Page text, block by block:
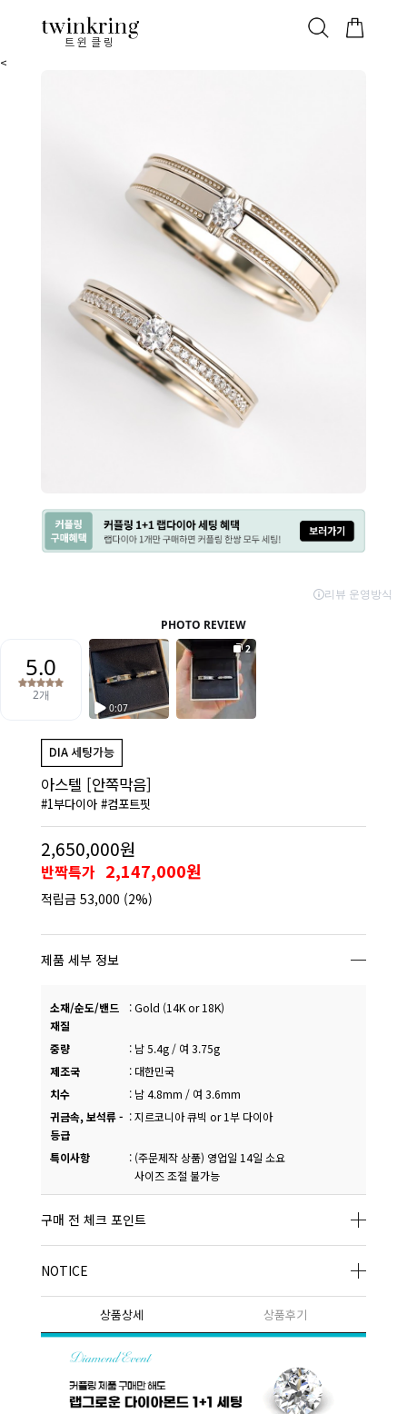
트윈클링
ALL 베스트 안쪽막음 웨딩/다이아 가드링/반지
<
아스텔 [안쪽막음]
#1부다이아 #컴포트핏
2,650,000원
반짝특가 2,147,000원
적립금 53,000 (2%)
제품 세부 정보
소재/순도/밴드
재질
:Gold (14K or 18K)
중량 : 남 5.4g / 여 3.75g
제조국
: 대한민국
치수
: 남 4.8mm / 여 3.6mm
귀금속, 보석류 -
등급
:지르코니아 큐빅 or 1부 다이아
특이사항 : (주문제작 상품) 영업일 14일 소요
사이즈 조절 불가능
구매 전 체크 포인트
NOTICE
상품상세 상품후기